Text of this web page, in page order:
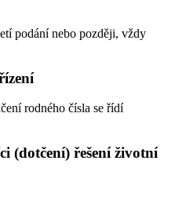
podání nebo později, vždy
rodného čísla se řídí
(dotčení) řešení životní